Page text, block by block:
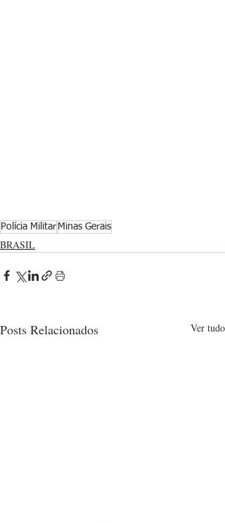
Polícia Militar Minas Gerais
BRASIL
Posts Relacionados Ver tudo